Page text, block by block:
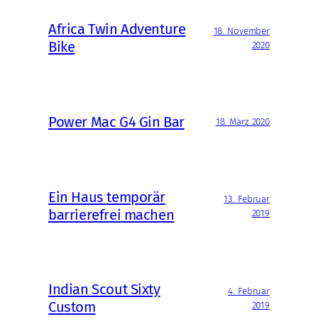
Africa Twin Adventure
Bike
18. November
2020
Power Mac G4 Gin Bar 18. März 2020
Ein Haus temporär
barrierefrei machen
13. Februar
2019
Indian Scout Sixty
Custom
4. Februar
2019